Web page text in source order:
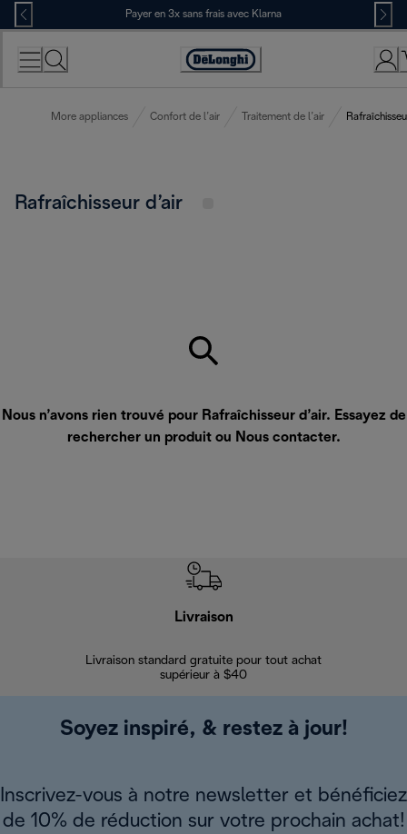
Skip
to
Content
Payer en 3x sans frais avec Klarna
Déclaration
More appliances Confort de l’air Traitement de l’air
Rafraîchisseur d’air
Nous n’avons rien trouvé pour Rafraîchisseur d’air. Essayez de
rechercher un produit ou Nous contacter.
Livraison
Livraison standard gratuite pour tout achat
supérieur à $40
Soyez inspiré, & restez à jour!
Inscrivez-vous à notre newsletter et bénéficiez
de 10% de réduction sur votre prochain achat!